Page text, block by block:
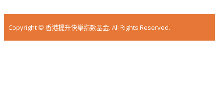
Copyright © 香港提升快樂指數基金. All Rights Reserved.